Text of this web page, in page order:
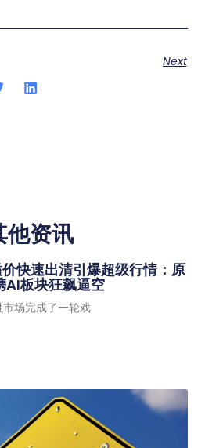
Next
他资讯
快速出清引爆超级行情：原
AI板块狂飙逼空
场完成了一轮戏